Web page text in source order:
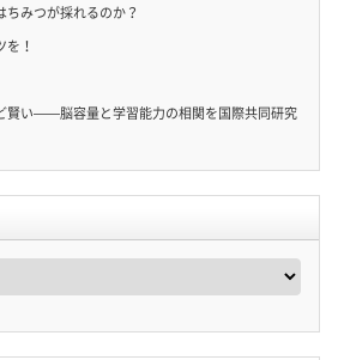
みつが採れるのか？
！
賢い——脳容量と学習能力の相関を国際共同研究